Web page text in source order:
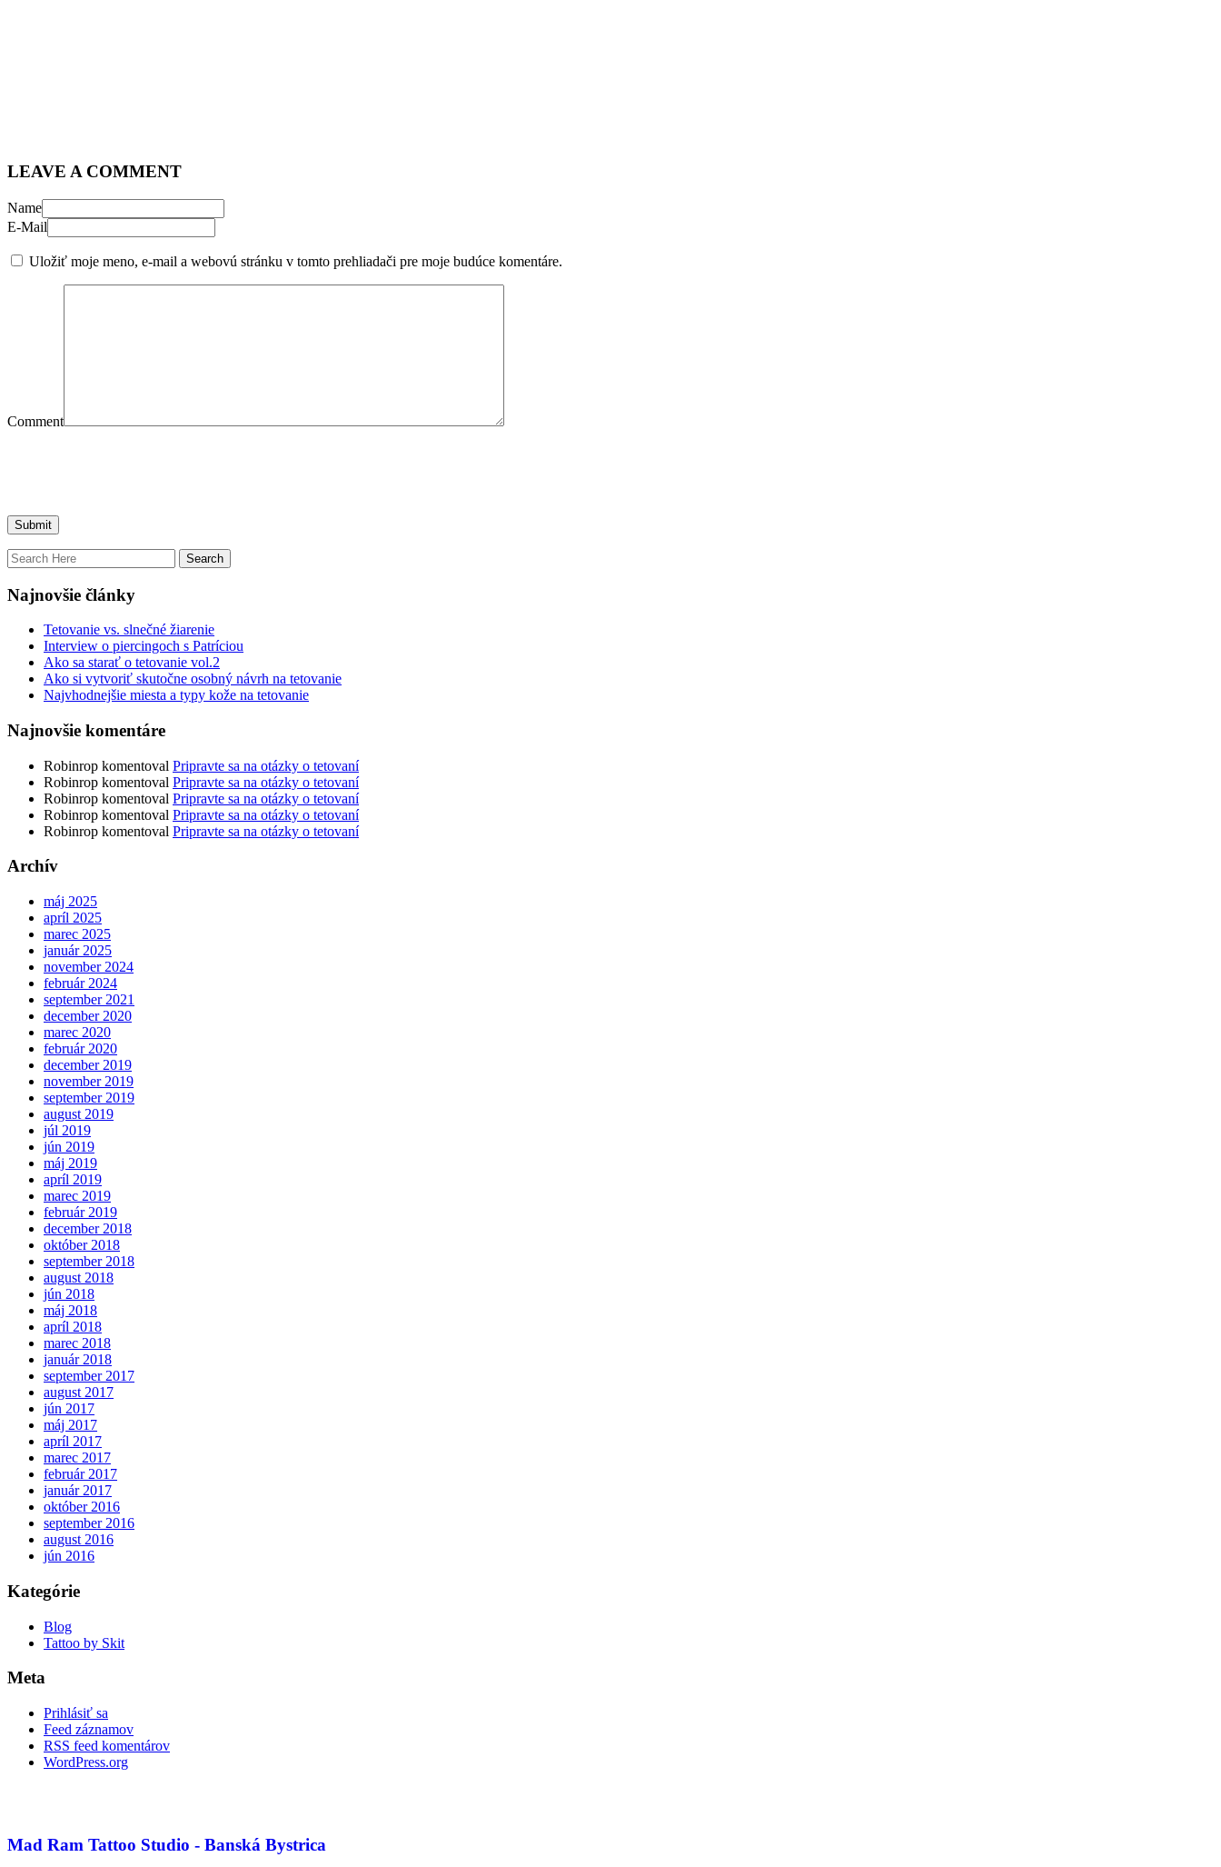
LEAVE A COMMENT
Name
E-Mail
Uložiť moje meno, e-mail a webovú stránku v tomto prehliadači pre moje budúce komentáre.
Comment
Najnovšie články
Tetovanie vs. slnečné žiarenie
Interview o piercingoch s Patríciou
Ako sa starať o tetovanie vol.2
Ako si vytvoriť skutočne osobný návrh na tetovanie
Najvhodnejšie miesta a typy kože na tetovanie
Najnovšie komentáre
Robinrop komentoval Pripravte sa na otázky o tetovaní
Robinrop komentoval Pripravte sa na otázky o tetovaní
Robinrop komentoval Pripravte sa na otázky o tetovaní
Robinrop komentoval Pripravte sa na otázky o tetovaní
Robinrop komentoval Pripravte sa na otázky o tetovaní
Archív
máj 2025
apríl 2025
marec 2025
január 2025
november 2024
február 2024
september 2021
december 2020
marec 2020
február 2020
december 2019
november 2019
september 2019
august 2019
júl 2019
jún 2019
máj 2019
apríl 2019
marec 2019
február 2019
december 2018
október 2018
september 2018
august 2018
jún 2018
máj 2018
apríl 2018
marec 2018
január 2018
september 2017
august 2017
jún 2017
máj 2017
apríl 2017
marec 2017
február 2017
január 2017
október 2016
september 2016
august 2016
jún 2016
Kategórie
Blog
Tattoo by Skit
Meta
Prihlásiť sa
Feed záznamov
RSS feed komentárov
WordPress.org
Mad Ram Tattoo Studio - Banská Bystrica